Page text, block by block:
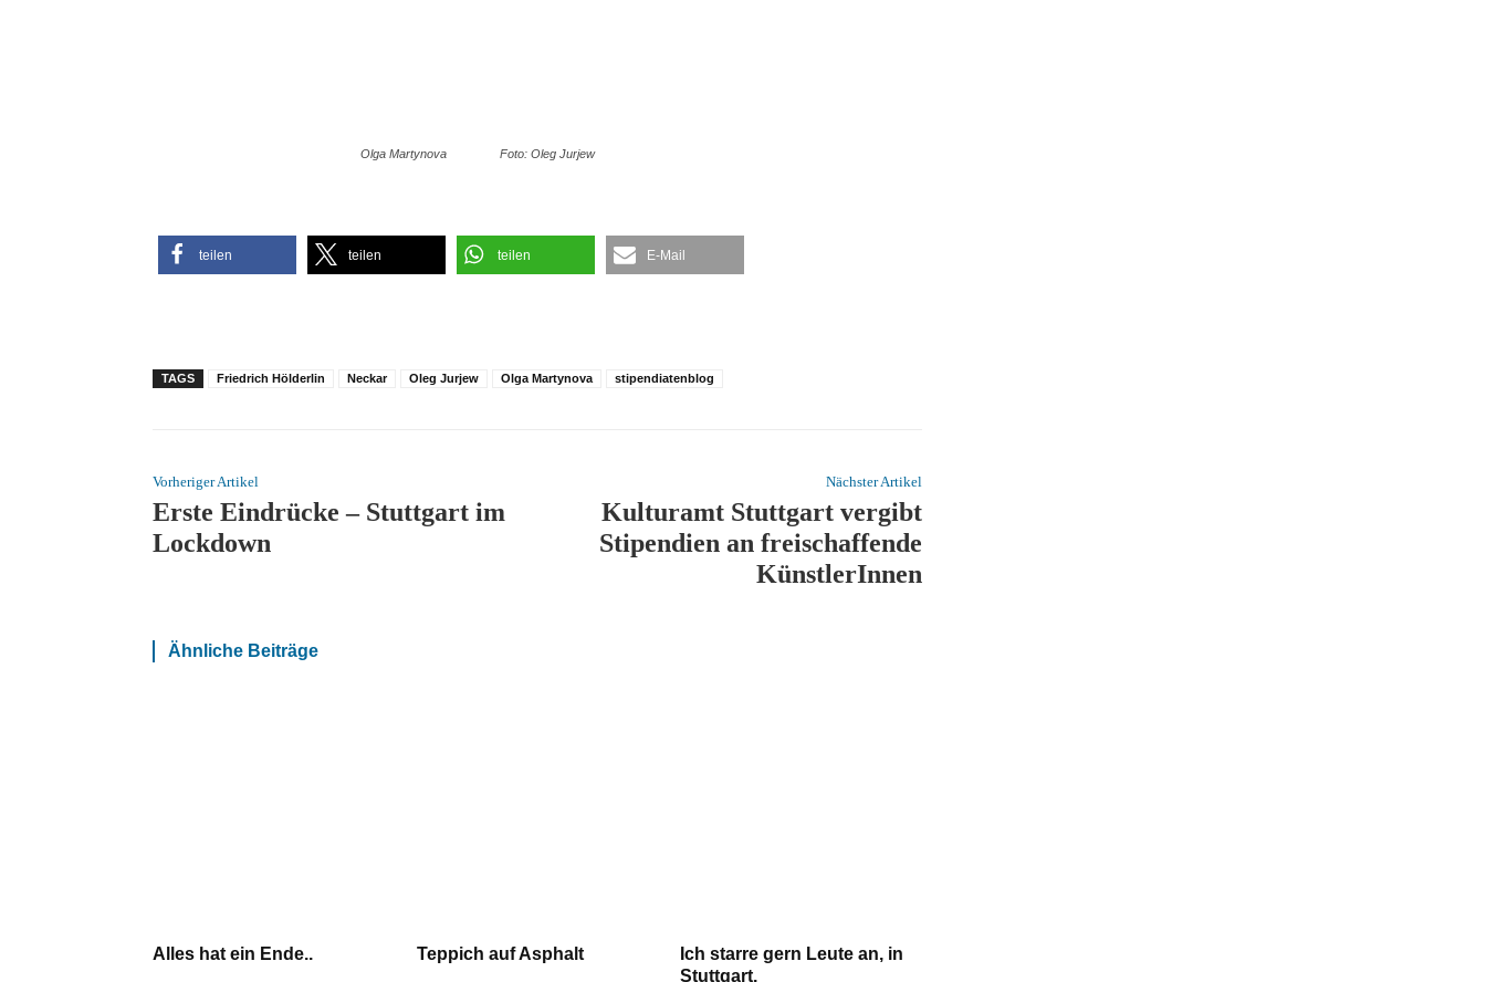
Olga Martynova Foto: Oleg Jurjew
teilen teilen teilen E-Mail
TAGS Friedrich Hölderlin Neckar Oleg Jurjew Olga Martynova stipendiatenblog
Vorheriger Artikel
Erste Eindrücke – Stuttgart im
Lockdown
Nächster Artikel
Kulturamt Stuttgart vergibt
Stipendien an freischaffende
KünstlerInnen
Ähnliche Beiträge
Alles hat ein Ende.. Teppich auf Asphalt
Ich starre gern Leute an, in
Stuttgart.